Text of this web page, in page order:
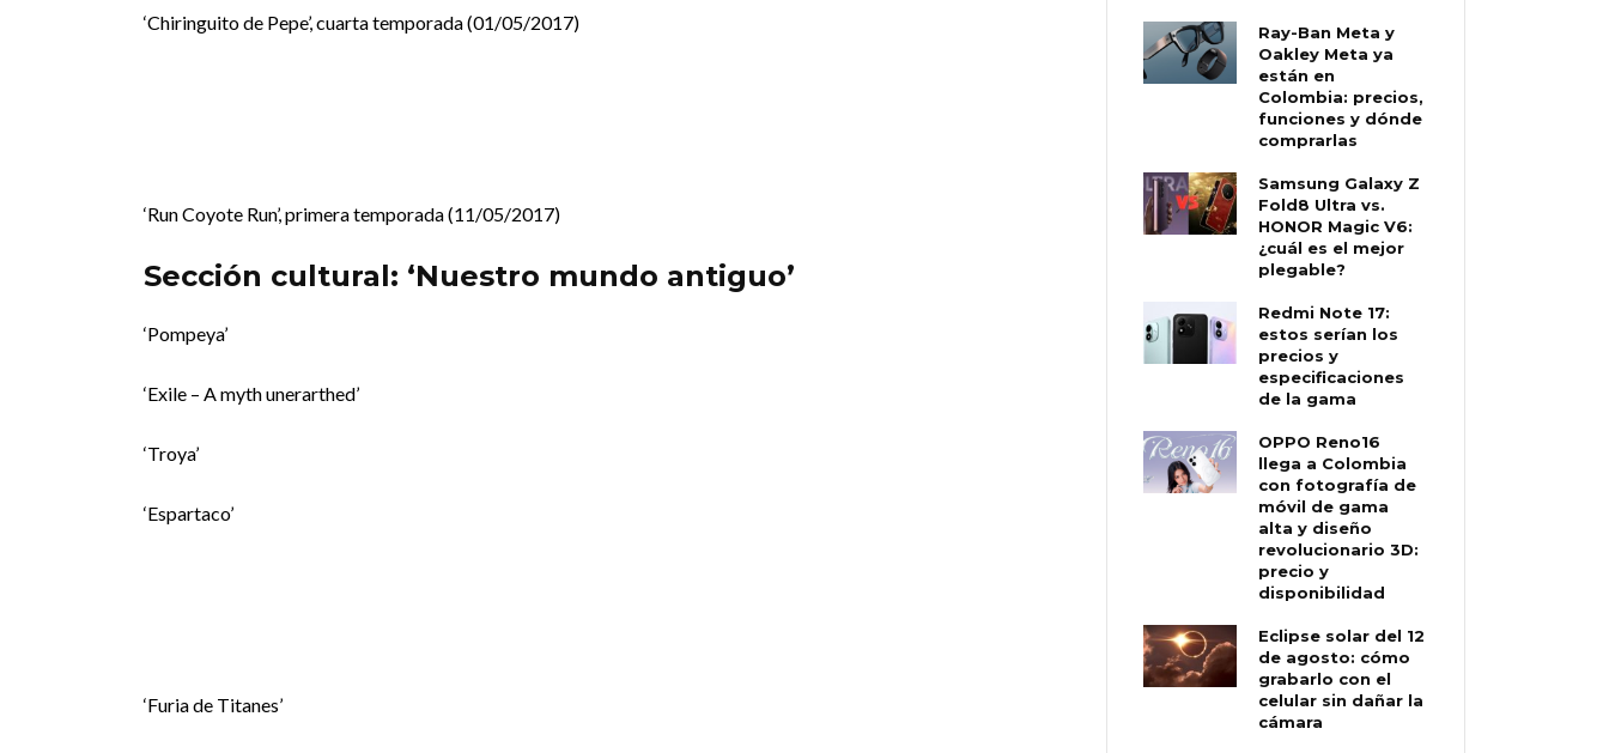
‘Chiringuito de Pepe’, cuarta temporada (01/05/2017)
‘Run Coyote Run’, primera temporada (11/05/2017)
Sección cultural: ‘Nuestro mundo antiguo’
‘Pompeya’
‘Exile – A myth unerarthed’
‘Troya’
‘Espartaco’
‘Furia de Titanes’
Ray-Ban Meta y
Oakley Meta ya
están en
Colombia: precios,
funciones y dónde
comprarlas
Samsung Galaxy Z
Fold8 Ultra vs.
HONOR Magic V6:
¿cuál es el mejor
plegable?
Redmi Note 17:
estos serían los
precios y
especificaciones
de la gama
OPPO Reno16
llega a Colombia
con fotografía de
móvil de gama
alta y diseño
revolucionario 3D:
precio y
disponibilidad
Eclipse solar del 12
de agosto: cómo
grabarlo con el
celular sin dañar la
cámara